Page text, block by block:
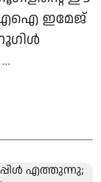
എഐ ഇമേജ്